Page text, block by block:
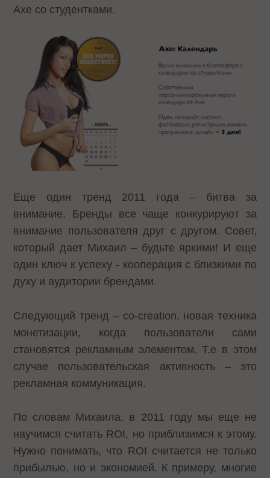
Axe со студентками.
Еще один тренд 2011 года – битва за
внимание. Бренды все чаще конкурируют за
внимание пользователя друг с другом. Совет,
который дает Михаил – будьте яркими! И еще
один ключ к успеху - кооперация с близкими по
духу и аудитории брендами.
Следующий тренд – co-creation, новая техника
монетизации, когда пользователи сами
становятся рекламным элементом. Т.е в этом
случае пользовательская активность – это
рекламная коммуникация.
По словам Михаила, в 2011 году мы еще не
научимся считать ROI, но приблизимся к этому.
Нужно понимать, что ROI считается не только
прибылью, но и экономией. К примеру, многие